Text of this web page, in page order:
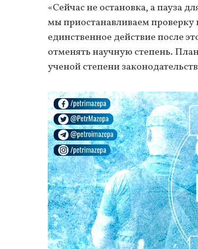
«Сейчас не остановка, а пауза
мы приостанавливаем
единственное действие после
отменять научную степень.
ученой степени